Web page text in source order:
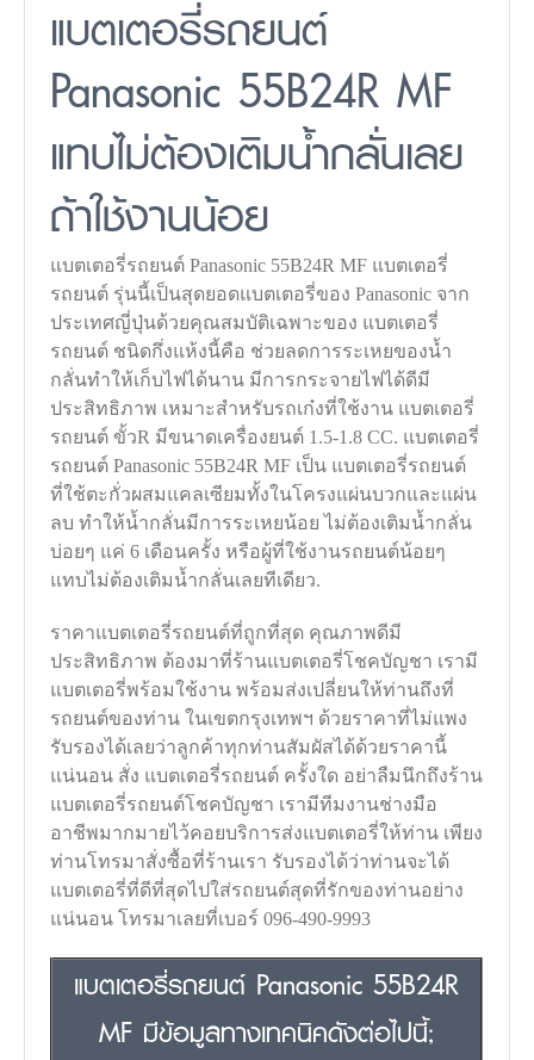
แบตเตอรี่รถยนต์
Panasonic 55B24R MF
แทบไม่ต้องเติมน้ำกลั่นเลย
ถ้าใช้งานน้อย
แบตเตอรี่รถยนต์ Panasonic 55B24R MF แบตเตอรี่
รถยนต์ รุ่นนี้เป็นสุดยอดแบตเตอรี่ของ Panasonic จาก
ประเทศญี่ปุ่นด้วยคุณสมบัติเฉพาะของ แบตเตอรี่
รถยนต์ ชนิดกึ่งแห้งนี้คือ ช่วยลดการระเหยของน้ำ
กลั่นทำให้เก็บไฟได้นาน มีการกระจายไฟได้ดีมี
ประสิทธิภาพ เหมาะสำหรับรถเก๋งที่ใช้งาน แบตเตอรี่
รถยนต์ ขั้วR มีขนาดเครื่องยนต์ 1.5-1.8 CC. แบตเตอรี่
รถยนต์ Panasonic 55B24R MF เป็น แบตเตอรี่รถยนต์
ที่ใช้ตะกั่วผสมแคลเซียมทั้งในโครงแผ่นบวกและแผ่น
ลบ ทำให้น้ำกลั่นมีการระเหยน้อย ไม่ต้องเติมน้ำกลั่น
บ่อยๆ แค่ 6 เดือนครั้ง หรือผู้ที่ใช้งานรถยนต์น้อยๆ
แทบไม่ต้องเติมน้ำกลั่นเลยทีเดียว.
ราคาแบตเตอรี่รถยนต์ที่ถูกที่สุด คุณภาพดีมี
ประสิทธิภาพ ต้องมาที่ร้านแบตเตอรี่โชคบัญชา เรามี
แบตเตอรี่พร้อมใช้งาน พร้อมส่งเปลี่ยนให้ท่านถึงที่
รถยนต์ของท่าน ในเขตกรุงเทพฯ ด้วยราคาที่ไม่แพง
รับรองได้เลยว่าลูกค้าทุกท่านสัมผัสได้ด้วยราคานี้
แน่นอน สั่ง แบตเตอรี่รถยนต์ ครั้งใด อย่าลืมนึกถึงร้าน
แบตเตอรี่รถยนต์โชคบัญชา เรามีทีมงานช่างมือ
อาชีพมากมายไว้คอยบริการส่งแบตเตอรี่ให้ท่าน เพียง
ท่านโทรมาสั่งซื้อที่ร้านเรา รับรองได้ว่าท่านจะได้
แบตเตอรี่ที่ดีที่สุดไปใส่รถยนต์สุดที่รักของท่านอย่าง
แน่นอน โทรมาเลยที่เบอร์ 096-490-9993
แบตเตอรี่รถยนต์ Panasonic 55B24R
MF มีข้อมูลทางเทคนิคดังต่อไปนี้;